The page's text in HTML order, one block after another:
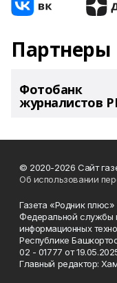
Партнеры
Фотобанк
журналистов
© 2020-2026 Сайт
Об использовании
Газета «Родник
Федеральной службы
информационных
Республике
02 - 01777 от
Главный редактор: